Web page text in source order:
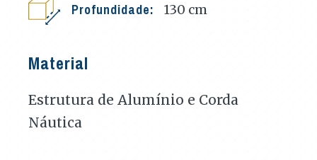
Profundidade: 130 cm
Material
Estrutura de Alumínio e Corda
Náutica